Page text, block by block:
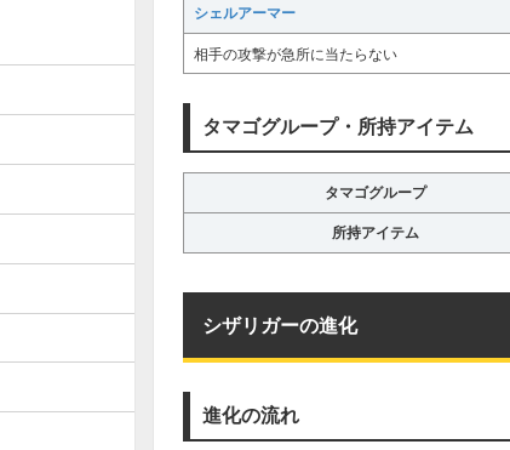
シェルアーマー
相手の攻撃が急所に当たらない
タマゴグループ・所持アイテム
タマゴグループ
所持アイテム
シザリガーの進化
進化の流れ